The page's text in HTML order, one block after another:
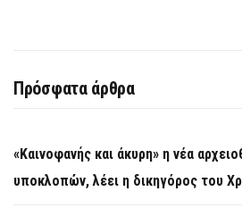
Πρόσφατα άρθρα
«Καινοφανής και άκυρη» η νέα
υποκλοπών, λέει η δικηγόρος του